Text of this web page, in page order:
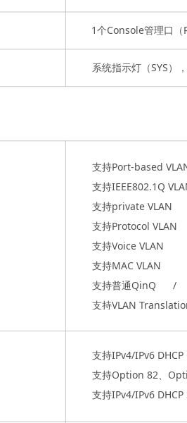
系统指示灯（SYS）
支持Port-based
支持IEEE802.1Q
支持private VLAN
支持Protocol VLAN
支持Voice VLAN
支持MAC VLAN
支持普通QinQ
/
支持VLAN
支持IPv4/IPv6
支持Option 82、
支持IPv4/IPv6
1个Console管理口（